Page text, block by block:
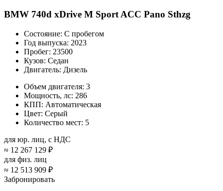
BMW 740d xDrive M Sport ACC Pano Sthzg
Состояние: С пробегом
Год выпуска: 2023
Пробег: 23500
Кузов: Седан
Двигатель: Дизель
Объем двигателя: 3
Мощность, лс: 286
КПП: Автоматическая
Цвет: Серый
Количество мест: 5
для юр. лиц, с НДС
≈ 12 267 129 ₽
для физ. лиц
≈ 12 513 909 ₽
Забронировать